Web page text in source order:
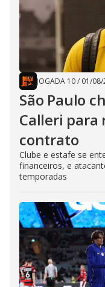
JOGADA 10/ 01/
São Paulo
Calleri para
contrato
Clube e estafe se
financeiros, e
temporadas